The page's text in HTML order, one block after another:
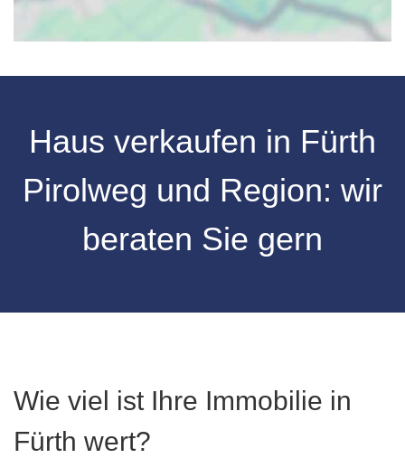
Haus verkaufen in Fürth
Pirolweg und Region: wir
beraten Sie gern
Wie viel ist Ihre Immobilie in
Fürth wert?